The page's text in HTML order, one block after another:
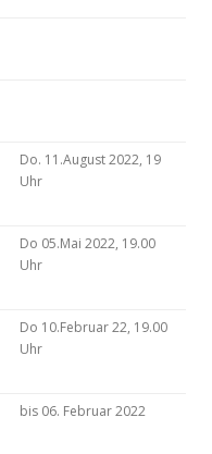
Do. 11.August 2022, 19
Uhr
Do 05.Mai 2022, 19.00
Uhr
Do 10.Februar 22, 19.00
Uhr
bis 06. Februar 2022